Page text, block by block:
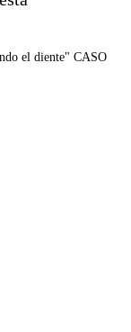
el diente" CASO